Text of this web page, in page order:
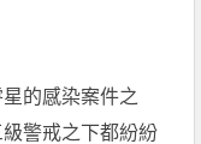
的感染案件之
警戒之下都紛紛